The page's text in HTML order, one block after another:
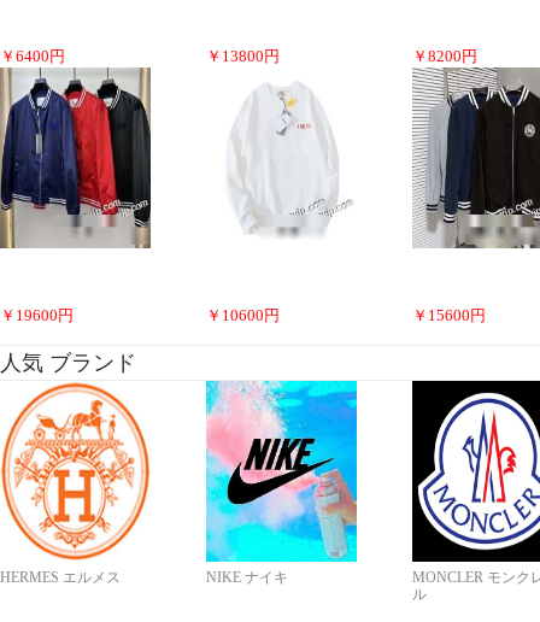
￥ 6400 円 ￥ 13800 円 ￥ 8200 円
￥ 19600 円 ￥ 10600 円 ￥ 15600 円
人気 ブランド
HERMES エルメス NIKE ナイキ
MONCLER モンク
ル